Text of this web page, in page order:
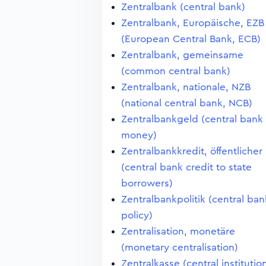
Zentralbank (central bank)
Zentralbank, Europäische, EZB
(European Central Bank, ECB)
Zentralbank, gemeinsame
(common central bank)
Zentralbank, nationale, NZB
(national central bank, NCB)
Zentralbankgeld (central bank
money)
Zentralbankkredit, öffentlicher
(central bank credit to state
borrowers)
Zentralbankpolitik (central
policy)
Zentralisation, monetäre
(monetary centralisation)
Zentralkasse (central